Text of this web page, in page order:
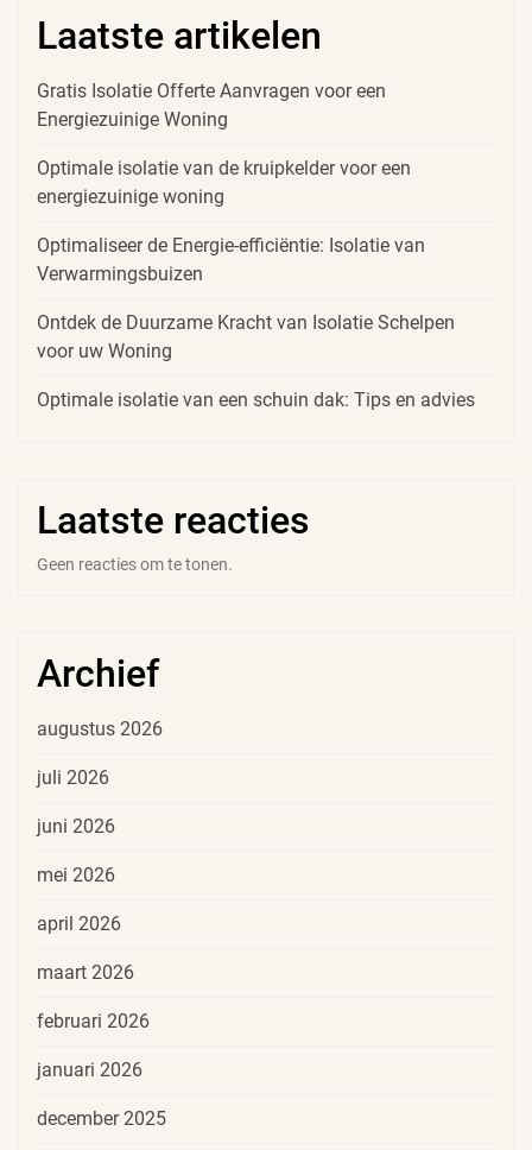
Laatste artikelen
Gratis Isolatie Offerte Aanvragen voor een
Energiezuinige Woning
Optimale isolatie van de kruipkelder voor een
energiezuinige woning
Optimaliseer de Energie-efficiëntie: Isolatie van
Verwarmingsbuizen
Ontdek de Duurzame Kracht van Isolatie Schelpen
voor uw Woning
Optimale isolatie van een schuin dak: Tips en advies
Laatste reacties
Geen reacties om te tonen.
Archief
augustus 2026
juli 2026
juni 2026
mei 2026
april 2026
maart 2026
februari 2026
januari 2026
december 2025